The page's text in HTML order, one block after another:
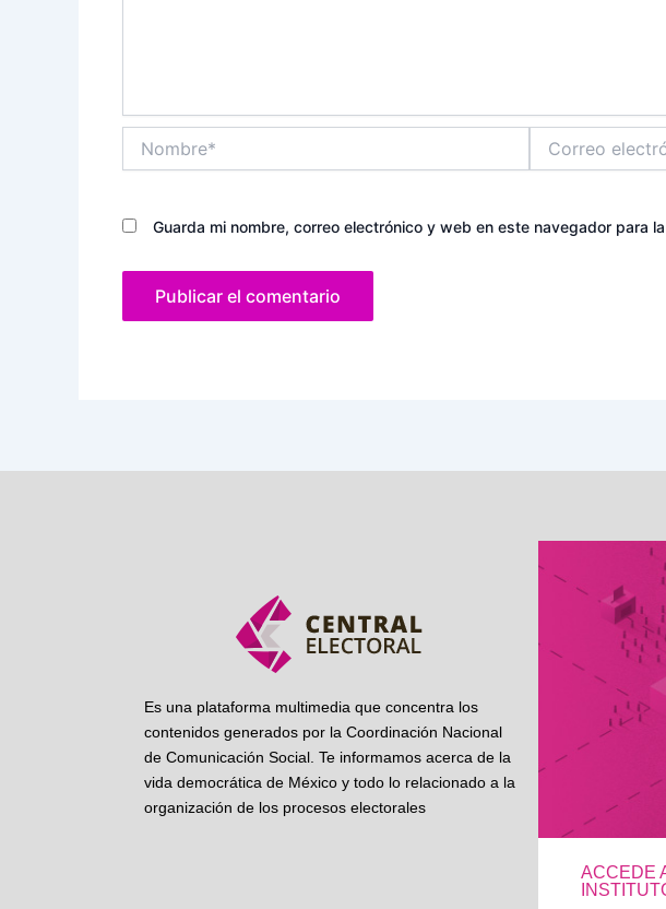
electrónico*
Guarda mi nombre, correo electrónico y web en este navegador para
Es una plataforma multimedia que concentra los
contenidos generados por la Coordinación Nacional
de Comunicación Social. Te informamos acerca de la
vida democrática de México y todo lo relacionado a la
organización de los procesos electorales
ACCEDE